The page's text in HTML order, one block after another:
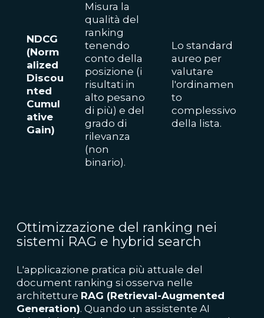
NDCG
(Norm
alized
Discou
nted
Cumul
ative
Gain)
Misura la
qualità del
ranking
tenendo
conto della
posizione (i
risultati in
alto pesano
di più) e del
grado di
rilevanza
(non
binario).
Lo standard
aureo per
valutare
l'ordinamen
to
complessivo
della lista.
Ottimizzazione del ranking nei
sistemi RAG e hybrid search
L'applicazione pratica più attuale del
document ranking si osserva nelle
architetture RAG (Retrieval-Augmented
Generation). Quando un assistente AI